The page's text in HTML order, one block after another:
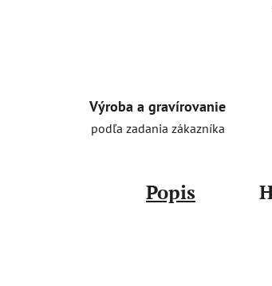
Výroba a gravírovanie
podľa zadania zákazníka
Popis